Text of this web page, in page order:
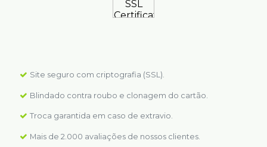
Site seguro com criptografia (SSL).
Blindado contra roubo e clonagem do cartão.
Troca garantida em caso de extravio.
Mais de 2.000 avaliações de nossos clientes.